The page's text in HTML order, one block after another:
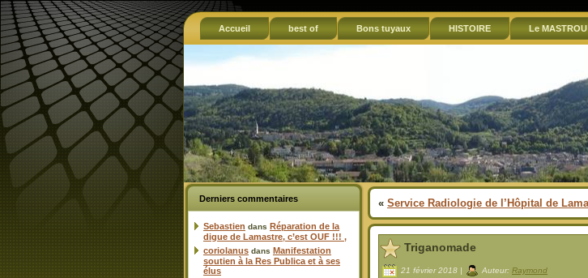
Accueil best of Bons tuyaux HISTOIRE Le MASTROU
Derniers commentaires
Sebastien dans Réparation de la
digue de Lamastre, c’est OUF !!! ,
coriolanus dans Manifestation
soutien à la Res Publica et à ses
élus
« Service Radiologie de l’Hôpital de
Triganomade
21 février 2018 | Auteur: Raymond